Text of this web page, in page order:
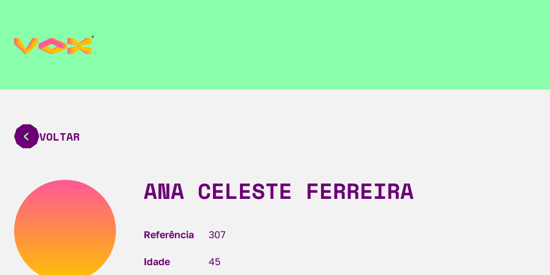
VOLTAR
ANA CELESTE FERREIRA
Referência 307
Idade 45